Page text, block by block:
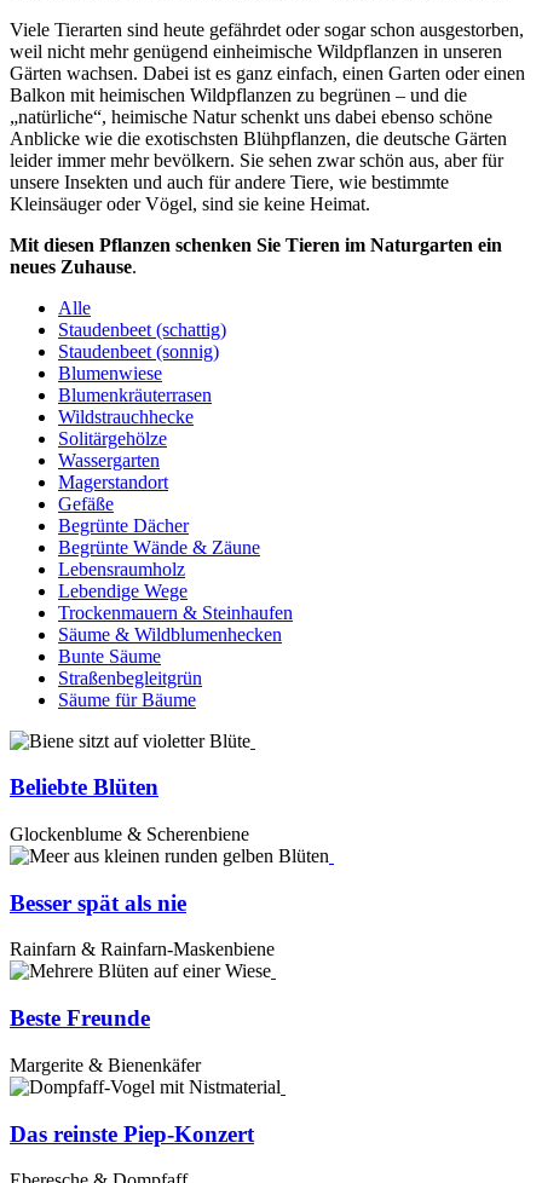
Viele Tierarten sind heute gefährdet oder sogar schon ausgestorben,
weil nicht mehr genügend einheimische Wildpflanzen in unseren
Gärten wachsen. Dabei ist es ganz einfach, einen Garten oder einen
Balkon mit heimischen Wildpflanzen zu begrünen – und die
„natürliche“, heimische Natur schenkt uns dabei ebenso schöne
Anblicke wie die exotischsten Blühpflanzen, die deutsche Gärten
leider immer mehr bevölkern. Sie sehen zwar schön aus, aber für
unsere Insekten und auch für andere Tiere, wie bestimmte
Kleinsäuger oder Vögel, sind sie keine Heimat.
Mit diesen Pflanzen schenken Sie Tieren im Naturgarten ein
neues Zuhause.
Alle
Staudenbeet (schattig)
Staudenbeet (sonnig)
Blumenwiese
Blumenkräuterrasen
Wildstrauchhecke
Solitärgehölze
Wassergarten
Magerstandort
Gefäße
Begrünte Dächer
Begrünte Wände & Zäune
Lebensraumholz
Lebendige Wege
Trockenmauern & Steinhaufen
Säume & Wildblumenhecken
Bunte Säume
Straßenbegleitgrün
Säume für Bäume
Beliebte Blüten
Glockenblume & Scherenbiene
Besser spät als nie
Rainfarn & Rainfarn-Maskenbiene
Beste Freunde
Margerite & Bienenkäfer
Das reinste Piep-Konzert